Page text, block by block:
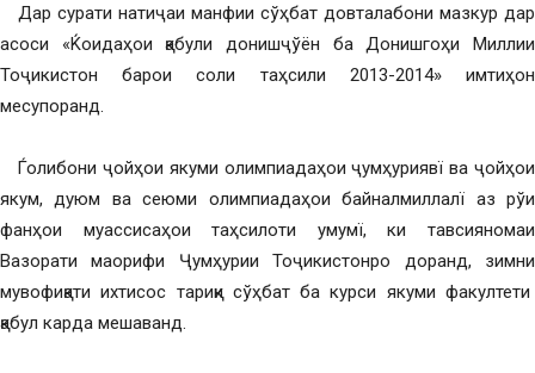
Дар сурати натиҷаи манфии сўҳбат довталабони мазкур дар
асоси «Ќоидаҳои қабули донишҷўён ба Донишгоҳи Миллии
Тоҷикистон барои соли таҳсили 2013-2014» имтиҳон
месупоранд.
Ѓолибони ҷойҳои якуми олимпиадаҳои ҷумҳуриявї ва ҷойҳои
якум, дуюм ва сеюми олимпиадаҳои байналмиллалї аз рўи
фанҳои муассисаҳои таҳсилоти умумї, ки тавсияномаи
Вазорати маорифи Ҷумҳурии Тоҷикистонро доранд, зимни
мувофиқати ихтисос тариқи сўҳбат ба курси якуми факултети
қабул карда мешаванд.